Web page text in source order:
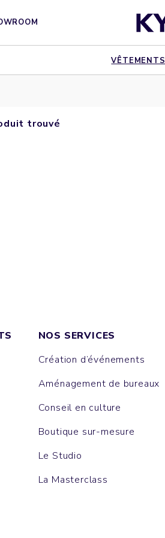
VÊTEMENTS
trouvé
NOS SERVICES
Création d’événements
Aménagement de bureaux
Conseil en culture
Boutique sur-mesure
Le Studio
La Masterclass